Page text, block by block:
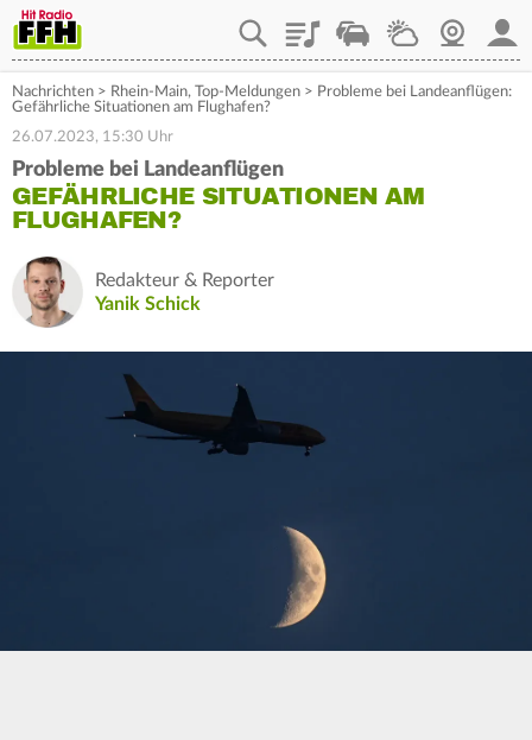
PlaylistStaupilotWetterWebcam
Nachrichten > Rhein-Main, Top-Meldungen > Probleme bei Landeanflügen:
Gefährliche Situationen am Flughafen?
26.07.2023, 15:30 Uhr
Probleme bei Landeanflügen
GEFÄHRLICHE SITUATIONEN AM
FLUGHAFEN?
Redakteur & Reporter
Yanik Schick